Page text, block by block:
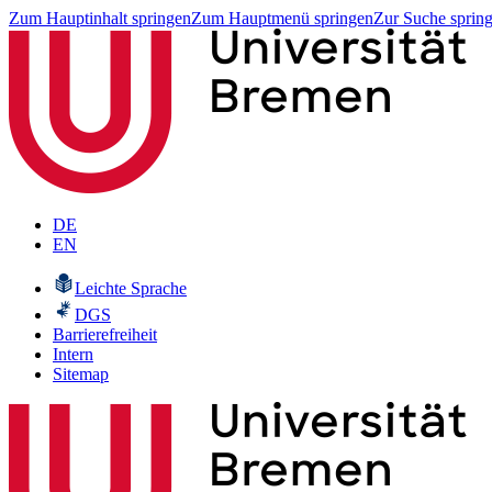
Zum Hauptinhalt springenZum Hauptmenü springenZur Suche
DE
EN
Leichte Sprache
DGS
Barrierefreiheit
Intern
Sitemap